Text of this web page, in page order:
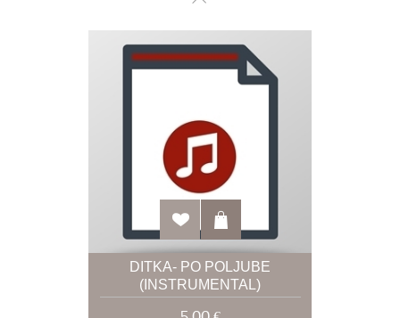
DITKA- PO POLJUBE
(INSTRUMENTAL)